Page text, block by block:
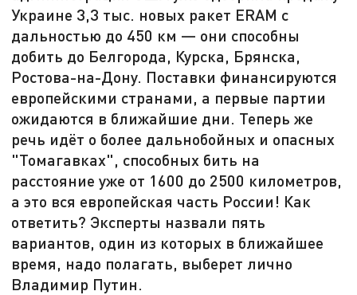
Украине 3,3 тыс. новых ракет ERAM с
дальностью до 450 км — они способны
добить до Белгорода, Курска, Брянска,
Ростова-на-Дону. Поставки финансируются
европейскими странами, а первые партии
ожидаются в ближайшие дни. Теперь же
речь идёт о более дальнобойных и опасных
"Томагавках", способных бить на
расстояние уже от 1600 до 2500 километров,
а это вся европейская часть России! Как
ответить? Эксперты назвали пять
вариантов, один из которых в ближайшее
время, надо полагать, выберет лично
Владимир Путин.